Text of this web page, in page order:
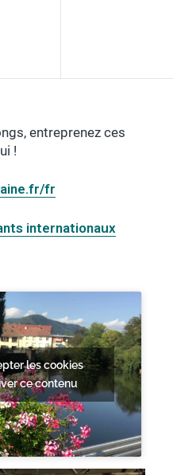
entreprenez ces
!
fr
internationaux
les cookies
ce contenu